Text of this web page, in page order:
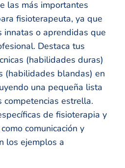
las más importantes
fisioterapeuta, ya que
innatas o aprendidas que
Destaca tus
(habilidades duras)
(habilidades blandas) en
una pequeña lista
competencias estrella.
de fisioterapia y
comunicación y
los ejemplos a